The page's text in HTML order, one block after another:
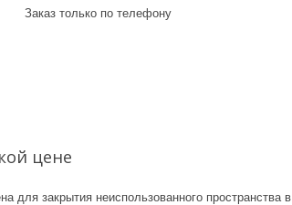
Заказ только по телефону
цене
для закрытия неиспользованного